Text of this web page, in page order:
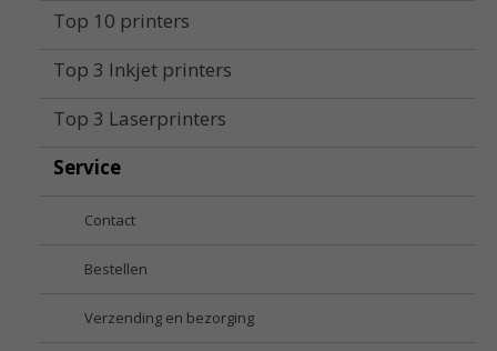
Top 10 printers
Top 3 Inkjet printers
Top 3 Laserprinters
Service
Contact
Bestellen
Verzending en bezorging